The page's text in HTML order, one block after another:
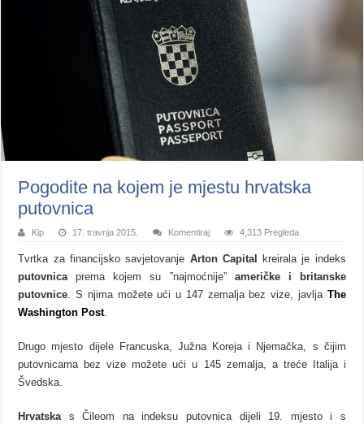
Pogodite na kojem je mjestu hrvatska
putovnica
Kip 17. travnja 2015. Komentiraj 4,313 Pregleda
Tvrtka za financijsko savjetovanje Arton Capital
kreirala je indeks
putovnicaprema kojem su ”najmoćnije” američke i britanske
putovnice. S njima možete ući u 147 zemalja bez vize, javlja The
Washington Post.
Drugo mjesto dijele Francuska, Južna Koreja i Njemačka, s čijim
putovnicama bez vize možete ući u 145 zemalja, a treće Italija i
Švedska.
Hrvatska s Čileom na indeksu putovnica dijeli 19. mjesto i s